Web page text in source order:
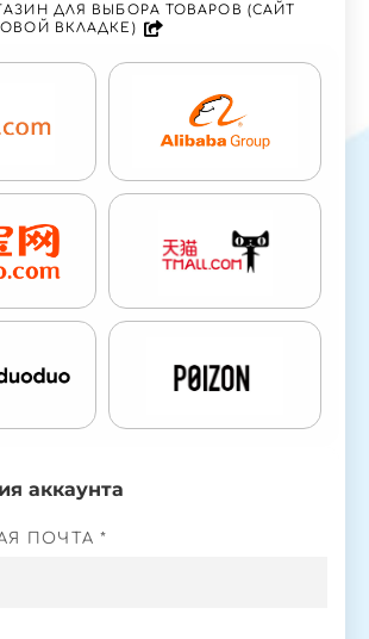
ДЛЯ ВЫБОРА ТОВАРОВ (САЙТ
ВКЛАДКЕ)
аккаунта
ПОЧТА *